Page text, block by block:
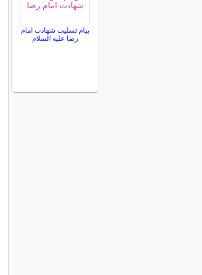
پیام تسلیت شهادت امام
رضا علیه السلام